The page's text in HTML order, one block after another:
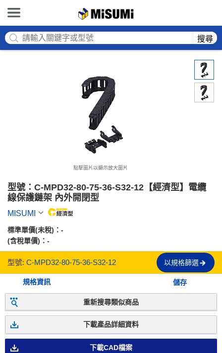
搜尋
點擊圖片以顯示放大圖片
型號：C-MPD32-80-75-36-S32-12【經濟型】電纜
線保護鏈架 內外開閉型
MISUMI
標準單價(未稅)： -
(含稅單價)： -
型號: C-MPD32-80-75-36-S32-12 以規格篩選
規格資訊 儲存
重新搜尋類似商品
下載產品詳細資料
下載CAD檔案